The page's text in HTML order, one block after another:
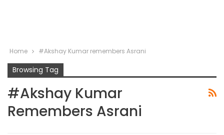
Home #Akshay Kumar remembers Asrani
Browsing Tag
#Akshay Kumar
Remembers Asrani